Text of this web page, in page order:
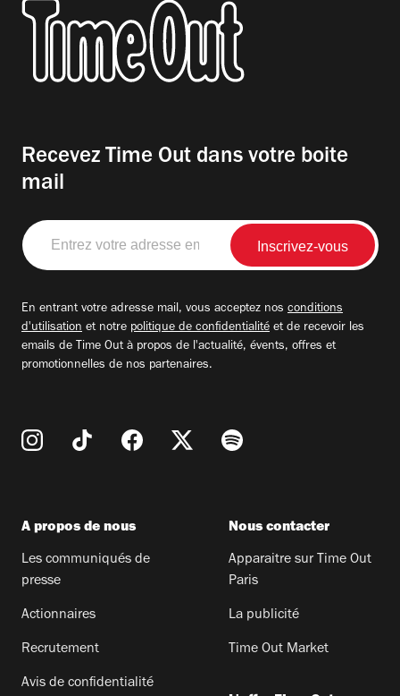
Recevez Time Out dans votre boite
mail
Entrez
votre
adresse
En entrant votre adresse mail, vous acceptez nos conditions
d'utilisation et notre politique de confidentialité et de recevoir les
emails de Time Out à propos de l'actualité, évents, offres et
promotionnelles de nos partenaires.
A propos de nous
Les communiqués de
presse
Actionnaires
Recrutement
Avis de confidentialité
Nous contacter
Apparaitre sur Time Out
Paris
La publicité
Time Out Market